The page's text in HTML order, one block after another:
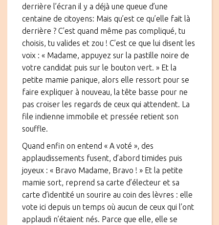
derrière l’écran il y a déjà une queue d’une
centaine de citoyens: Mais qu’est ce qu’elle fait là
derrière ? C’est quand même pas compliqué, tu
choisis, tu valides et zou ! C’est ce que lui disent les
voix : « Madame, appuyez sur la pastille noire de
votre candidat puis sur le bouton vert. » Et la
petite mamie panique, alors elle ressort pour se
faire expliquer à nouveau, la tête basse pour ne
pas croiser les regards de ceux qui attendent. La
file indienne immobile et pressée retient son
souffle.
Quand enfin on entend « A voté », des
applaudissements fusent, d’abord timides puis
joyeux : « Bravo Madame, Bravo ! » Et la petite
mamie sort, reprend sa carte d’électeur et sa
carte d’identité un sourire au coin des lèvres : elle
vote ici depuis un temps où aucun de ceux qui l’ont
applaudi n’étaient nés. Parce que elle, elle se